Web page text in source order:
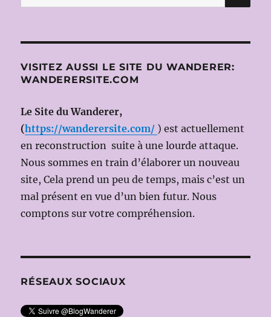
PIQUE,
à
DE
LYON
Kirill
PETRENKO,
Mise
en
scène:
STEIN)
pour :
VISITEZ AUSSI LE SITE DU WANDERER:
WANDERERSITE.COM
Le Site du Wanderer,
(https://wanderersite.com/ ) est actuellement
en reconstruction suite à une lourde attaque.
Nous sommes en train d’élaborer un nouveau
site, Cela prend un peu de temps, mais c’est un
mal présent en vue d’un bien futur. Nous
comptons sur votre compréhension.
RÉSEAUX SOCIAUX